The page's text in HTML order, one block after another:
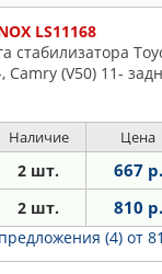
LS11168
стабилизатора
Camry (V50) 11-
Наличие Цена
2 шт. 667 р.
2 шт. 810 р.
(4) от